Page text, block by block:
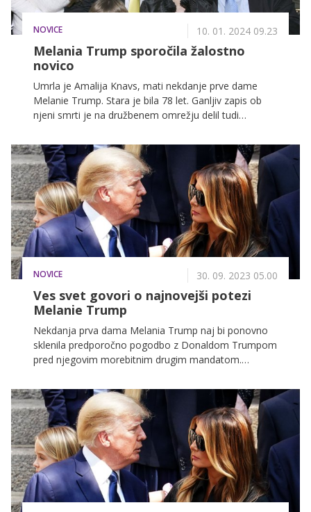
NOVICE 10. 01. 2024 09.23
Melania Trump sporočila žalostno
novico
Umrla je Amalija Knavs, mati nekdanje prve dame
Melanie Trump. Stara je bila 78 let. Ganljiv zapis ob
njeni smrti je na družbenem omrežju delil tudi
NOVICE 30. 09. 2023 05.00
Ves svet govori o najnovejši potezi
Melanie Trump
Nekdanja prva dama Melania Trump naj bi ponovno
sklenila predporočno pogodbo z Donaldom Trumpom
pred njegovim morebitnim drugim mandatom.
o sporazumu, ki je bil prvotno sklenjen, ko sta se
poročila pred skoraj dvema desetletjema – leta 2005.